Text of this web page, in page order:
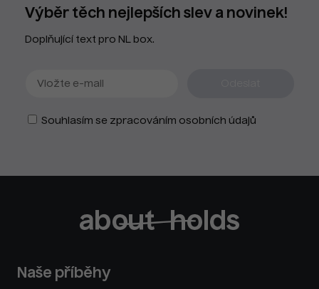
Výběr těch nejlepších slev a novinek!
Doplňující text pro NL box.
Souhlasím se zpracováním osobních údajů
Naše příběhy